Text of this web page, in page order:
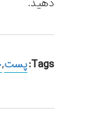
Tags: پست,